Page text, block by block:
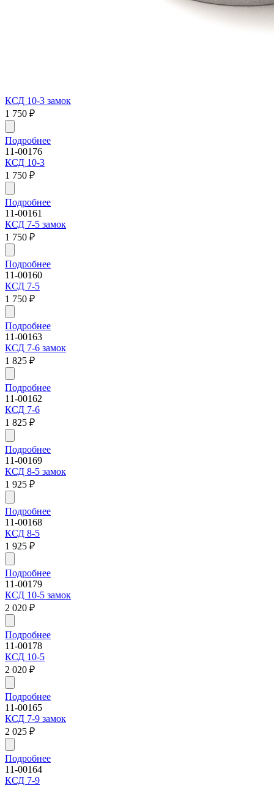
КСД 10-3 замок
1 750 ₽
Подробнее
11-00176
КСД 10-3
1 750 ₽
Подробнее
11-00161
КСД 7-5 замок
1 750 ₽
Подробнее
11-00160
КСД 7-5
1 750 ₽
Подробнее
11-00163
КСД 7-6 замок
1 825 ₽
Подробнее
11-00162
КСД 7-6
1 825 ₽
Подробнее
11-00169
КСД 8-5 замок
1 925 ₽
Подробнее
11-00168
КСД 8-5
1 925 ₽
Подробнее
11-00179
КСД 10-5 замок
2 020 ₽
Подробнее
11-00178
КСД 10-5
2 020 ₽
Подробнее
11-00165
КСД 7-9 замок
2 025 ₽
Подробнее
11-00164
КСД 7-9